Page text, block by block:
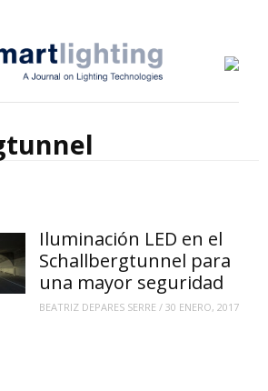
Iluminación LED en el
Schallbergtunnel para
una mayor seguridad
BEATRIZ DEPARES SERRE /30 ENERO, 2017